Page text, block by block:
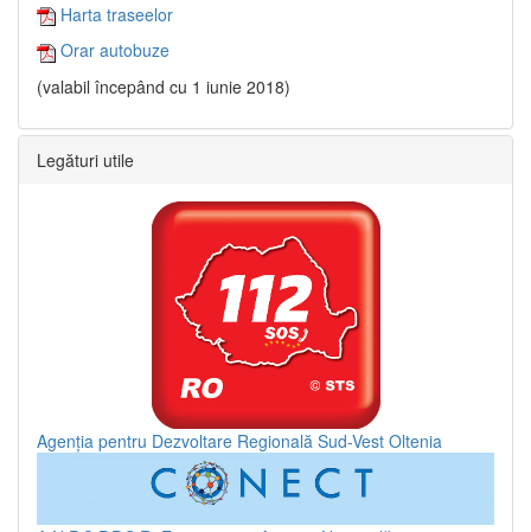
Harta traseelor
Orar autobuze
(valabil începând cu 1 iunie 2018)
Legături utile
Agenția pentru Dezvoltare Regională Sud-Vest Oltenia